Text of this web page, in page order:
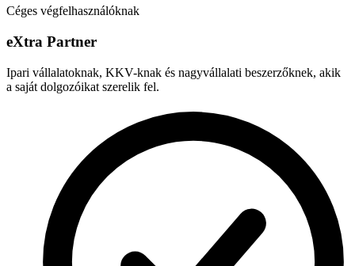
Céges végfelhasználóknak
eXtra Partner
Ipari vállalatoknak, KKV-knak és nagyvállalati beszerzőknek, akik
a saját dolgozóikat szerelik fel.